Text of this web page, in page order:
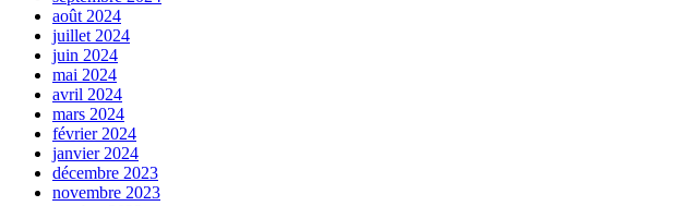
août 2024
juillet 2024
juin 2024
mai 2024
avril 2024
mars 2024
février 2024
janvier 2024
décembre 2023
novembre 2023